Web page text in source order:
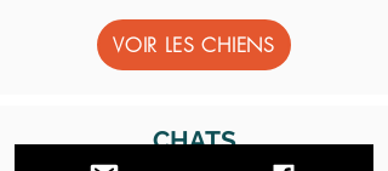
VOIR LES CHIENS
CHATS